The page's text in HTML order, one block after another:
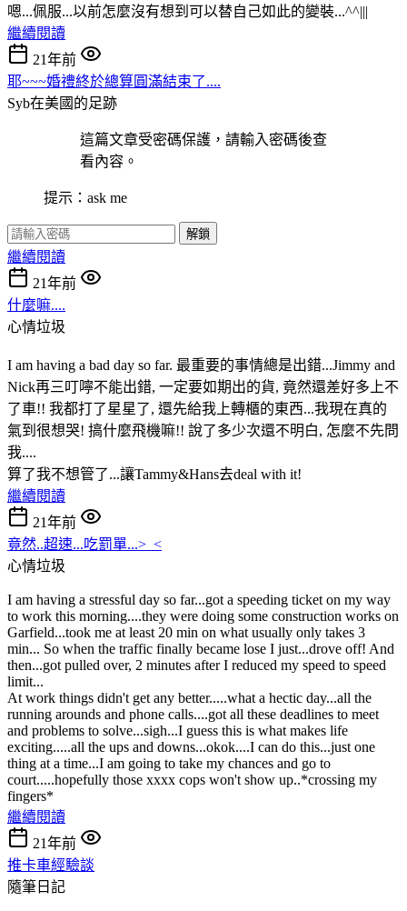
嗯...佩服...以前怎麼沒有想到可以替自己如此的變裝...^^|||
繼續閱讀
21年前
耶~~~婚禮終於總算圓滿結束了....
Syb在美國的足跡
這篇文章受密碼保護，請輸入密碼後查
看內容。
提示：ask me
解鎖
繼續閱讀
21年前
什麼嘛....
心情垃圾
I am having a bad day so far. 最重要的事情總是出錯...Jimmy and
Nick再三叮嚀不能出錯, 一定要如期出的貨, 竟然還差好多上不
了車!! 我都打了星星了, 還先給我上轉櫃的東西...我現在真的
氣到很想哭! 搞什麼飛機嘛!! 說了多少次還不明白, 怎麼不先問
我....
算了我不想管了...讓Tammy&Hans去deal with it!
繼續閱讀
21年前
竟然..超速...吃罰單...>_<
心情垃圾
I am having a stressful day so far...got a speeding ticket on my way
to work this morning....they were doing some construction works on
Garfield...took me at least 20 min on what usually only takes 3
min... So when the traffic finally became lose I just...drove off! And
then...got pulled over, 2 minutes after I reduced my speed to speed
limit...
At work things didn't get any better.....what a hectic day...all the
running arounds and phone calls....got all these deadlines to meet
and problems to solve...sigh...I guess this is what makes life
exciting.....all the ups and downs...okok....I can do this...just one
thing at a time...I am going to take my chances and go to
court.....hopefully those xxxx cops won't show up..*crossing my
fingers*
繼續閱讀
21年前
推卡車經驗談
隨筆日記